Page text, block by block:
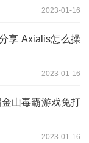
2023-01-16
享 Axialis怎么操
2023-01-16
山毒霸游戏免打
2023-01-16